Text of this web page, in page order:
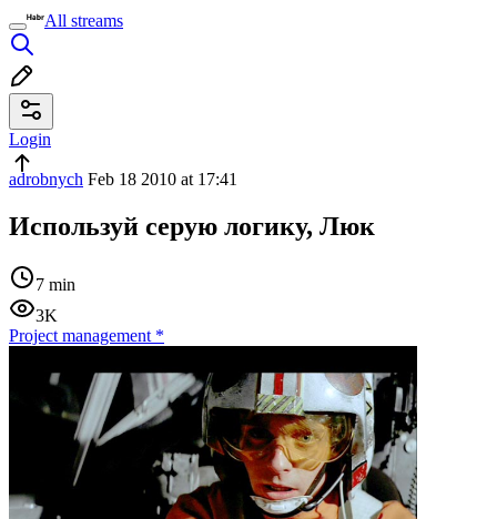
All streams
Login
adrobnych Feb 18 2010 at 17:41
Используй серую логику, Люк
7 min
3K
Project management *